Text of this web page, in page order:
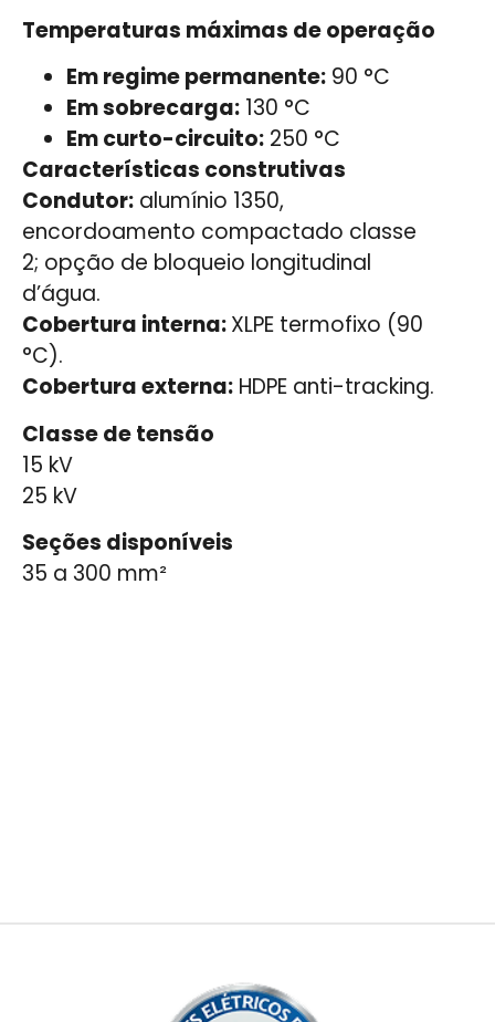
Temperaturas máximas de operação
Em regime permanente: 90 °C
Em sobrecarga: 130 °C
Em curto-circuito: 250 °C
Características construtivas
Condutor: alumínio 1350,
encordoamento compactado classe
2; opção de bloqueio longitudinal
d’água.
Cobertura interna:XLPE termofixo (90
°C).
Cobertura externa: HDPE anti-tracking.
Classe de tensão
15 kV
25 kV
Seções disponíveis
35 a 300 mm²